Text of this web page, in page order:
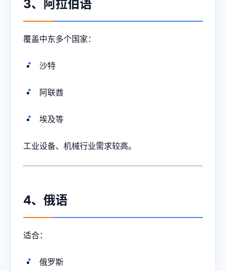
3、阿拉伯语
覆盖中东多个国家：
沙特
阿联酋
埃及等
工业设备、机械行业需求较高。
4、俄语
适合：
俄罗斯